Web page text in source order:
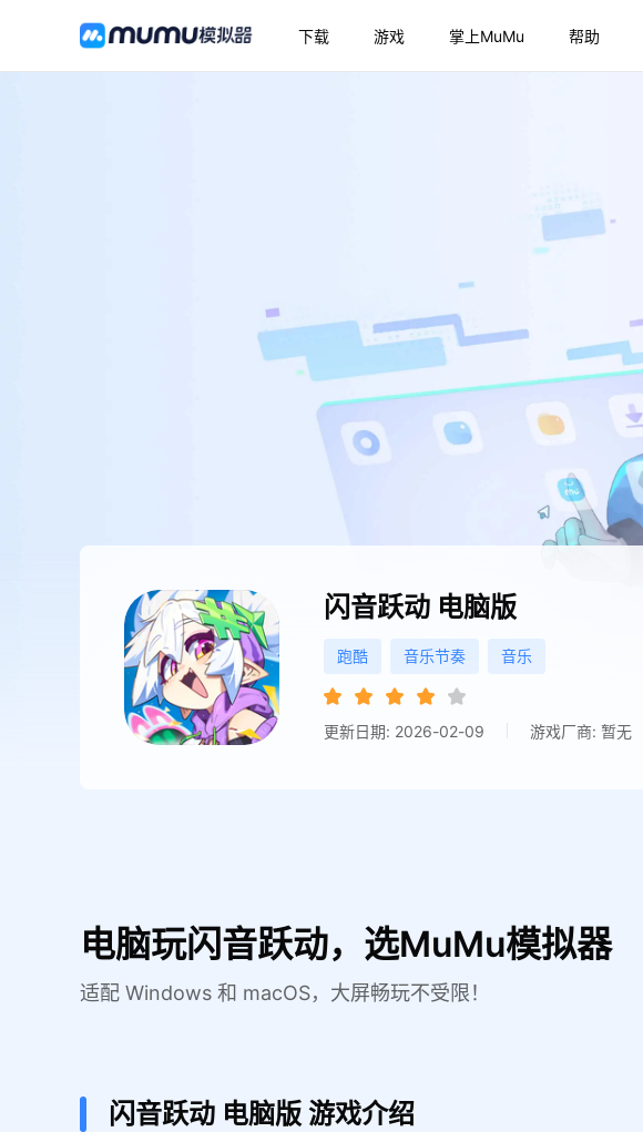
下载 游戏 掌上MuMu 帮助
闪音跃动 电脑版
跑酷 音乐节奏 音乐
更新日期: 2026-02-09 游戏厂商: 暂无
电脑玩闪音跃动，选MuMu模拟器
适配 Windows 和 macOS，大屏畅玩不受限！
闪音跃动 电脑版 游戏介绍